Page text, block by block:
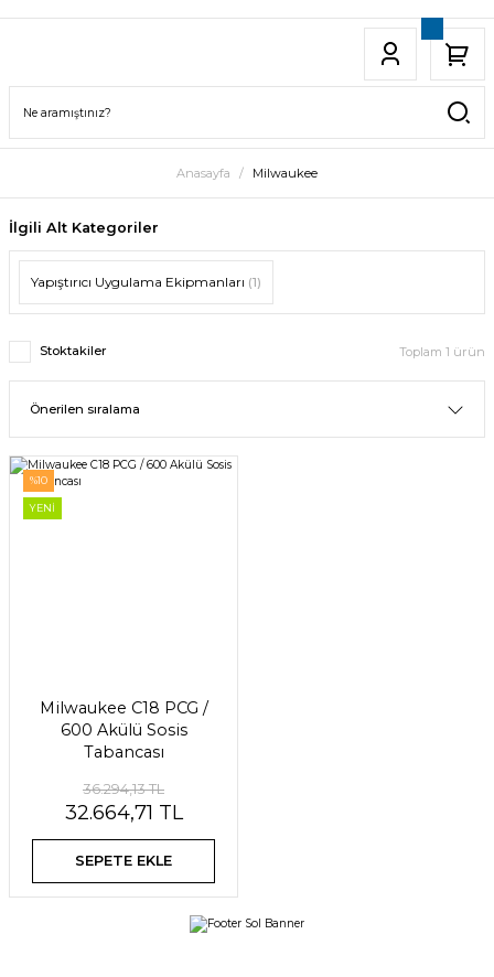
Anasayfa Milwaukee
İlgili Alt Kategoriler
Yapıştırıcı Uygulama Ekipmanları (1)
Stoktakiler Toplam 1 ürün
%10
YENİ
Milwaukee C18 PCG /
600 Akülü Sosis
Tabancası
36.294,13 TL
32.664,71 TL
SEPETE EKLE